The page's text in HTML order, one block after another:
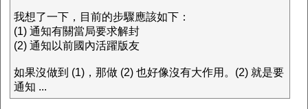
我想了一下，目前的步驟應該如下：
(1) 通知有關當局要求解封
(2) 通知以前國內活躍版友
如果沒做到 (1)，那做 (2) 也好像沒有大作用。(2) 就是要
通知 ...